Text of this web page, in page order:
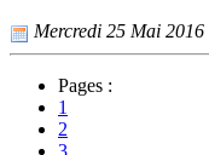
Mercredi 25 Mai 2016
Pages :
1
2
3